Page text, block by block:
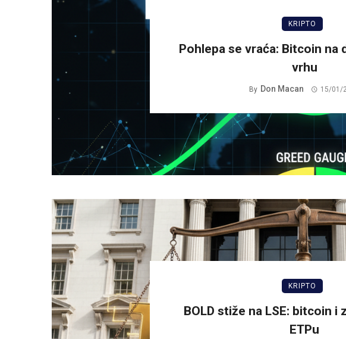
KRIPTO
Pohlepa se vraća: Bitcoin na
vrhu
By Don Macan 15/01/
KRIPTO
BOLD stiže na LSE: bitcoin i
ETPu